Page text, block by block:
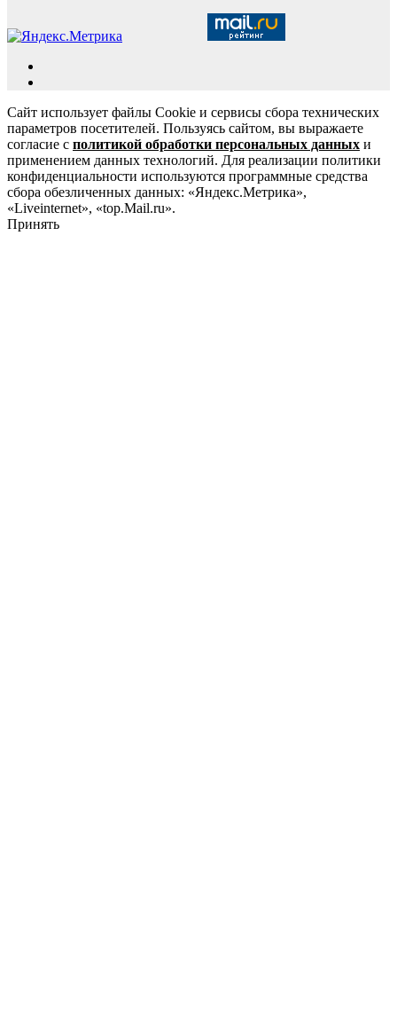
Сайт использует файлы Cookie и сервисы сбора технических
параметров посетителей. Пользуясь сайтом, вы выражаете
согласие с политикой обработки персональных данных и
применением данных технологий. Для реализации политики
конфиденциальности используются программные средства
сбора обезличенных данных: «Яндекс.Метрика»,
«Liveinternet», «top.Mail.ru».
Принять